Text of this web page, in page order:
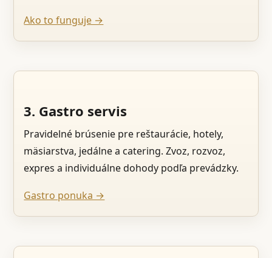
Ako to funguje →
3. Gastro servis
Pravidelné brúsenie pre reštaurácie, hotely,
mäsiarstva, jedálne a catering. Zvoz, rozvoz,
expres a individuálne dohody podľa prevádzky.
Gastro ponuka →